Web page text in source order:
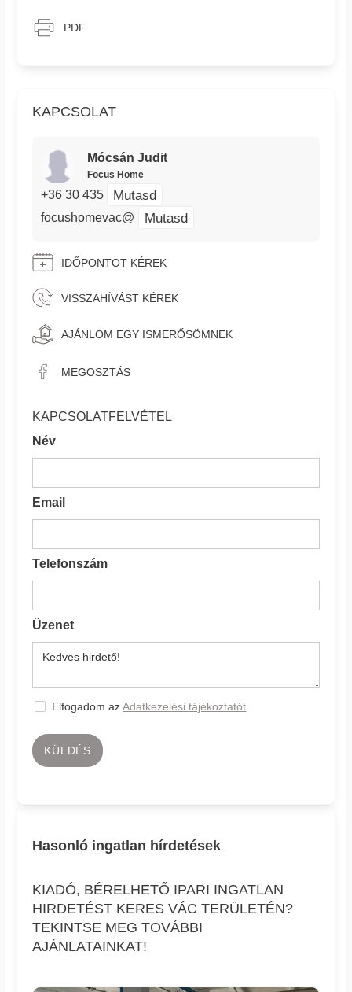
KAPCSOLAT
Mócsán Judit
Focus Home
+36 30 435 Mutasd
focushomevac@ Mutasd
IDŐPONTOT KÉREK
VISSZAHÍVÁST KÉREK
AJÁNLOM EGY ISMERŐSÖMNEK
MEGOSZTÁS
KAPCSOLATFELVÉTEL
Név
Email
Telefonszám
Üzenet
Elfogadom azAdatkezelési tájékoztatót
KÜLDÉS
PDF
Hasonló ingatlan hírdetések
KIADÓ, BÉRELHETŐ IPARI INGATLAN
HIRDETÉST KERES VÁC TERÜLETÉN?
TEKINTSE MEG TOVÁBBI
AJÁNLATAINKAT!